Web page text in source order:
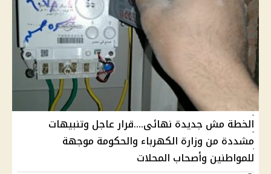
الخطة مش جديدة نهائى....قرار عاجل وتنبيهات
مشددة من وزارة الكهرباء والحكومة موجهة
للمواطنين وأصحاب المحلات